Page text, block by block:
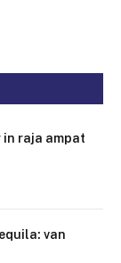
in raja ampat
van